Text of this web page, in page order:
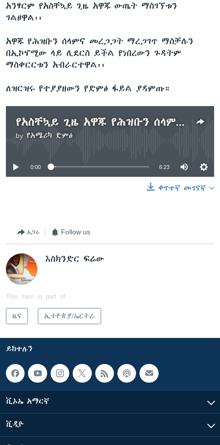
አንፃርም የአስቸኳይ ጊዜ አዋጁ ውጤት ማስገኘቱን
ገልፀዋል፡፡
አዋጁ የሕዝቡን ሰላምና መረጋጋት ማረጋገጥ ማስቻሉን
በኢኮኖሚው ላይ ሊደርስ ይችል የነበረውን ጉዳትም
ማስቀርርቱን አብራርተዋል፡፡
ለዝርዝሩ የተያያዘውን የድምፅ ፋይል ያዳምጡ።
የአስቸኳይ ጊዜ አዋጁ የሕዝቡን ሰላምና መረጋጋት ማረጋገጥ ማስቻሉ ተገለጠ
by የአሜሪካ ድምፅ
No media source currently available
0:00 6:23
ቀጥተኛ መገናኛ
አጋሩ Follow us
እስክንድር ፍሬው
This item is part of
ዜና ኢትዮጵያ/ኤርትራ
ይከተሉን
ቪኦኤ አማርኛ
ቪዲዮ